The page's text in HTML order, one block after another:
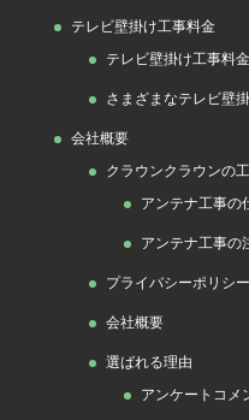
テレビ壁掛け工事料金
テレビ壁掛け工事料
さまざまなテレビ壁
会社概要
クラウンクラウンの
アンテナ工事の
アンテナ工事の
プライバシーポリシー
会社概要
選ばれる理由
アンケートコメ